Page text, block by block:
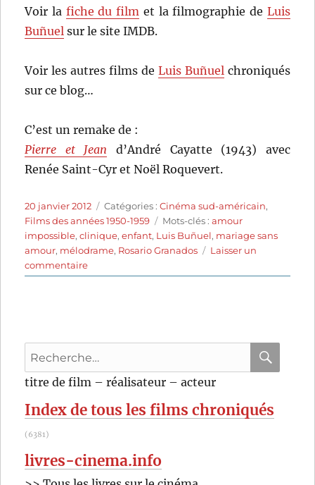
Voir la fiche du film et la filmographie de Luis
Buñuel sur le site IMDB.
Voir les autres films de Luis Buñuelchroniqués
sur ce blog…
C’est un remake de :
Pierre et Jean d’André Cayatte (1943) avec
Renée Saint-Cyr et Noël Roquevert.
Publié
le
20 janvier 2012 Catégories
Catégories :Cinéma sud-américain,
Films des années 1950-1959
Étiquettes
Mots-clés :amour
impossible,clinique,enfant, Luis Buñuel, mariage sans
amour, mélodrame, Rosario Granados
Laisser un
commentairesur
Une
de
Buñuel
Recherche
pour
titre de film – réalisateur – acteur
Index de tous les films chroniqués
(6381)
livres-cinema.info